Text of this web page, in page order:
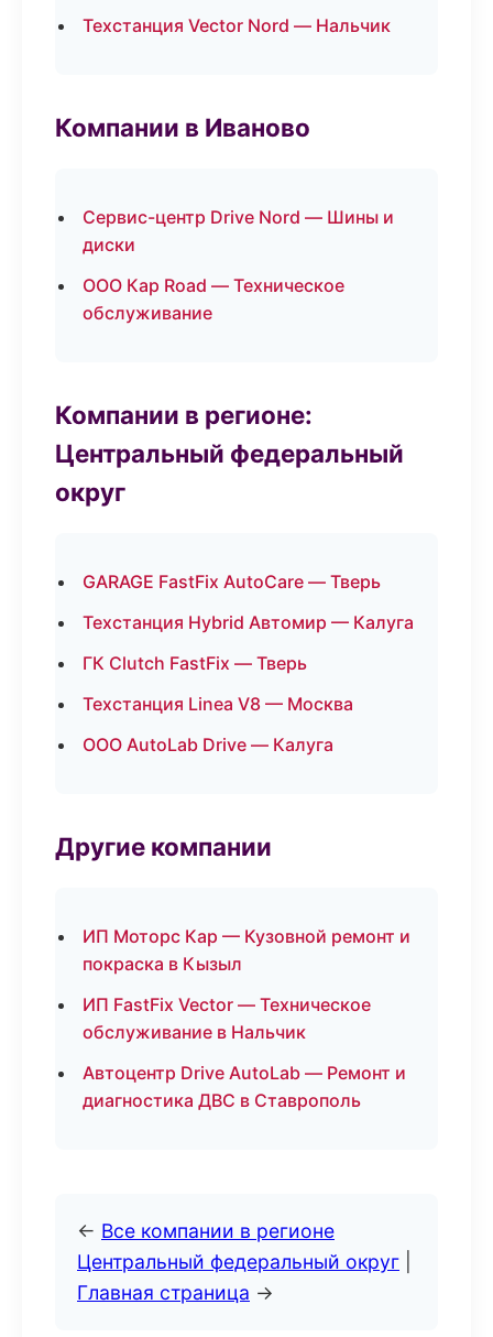
Техстанция Vector Nord — Нальчик
Компании в Иваново
Сервис-центр Drive Nord — Шины и
диски
ООО Кар Road — Техническое
обслуживание
Компании в регионе:
Центральный федеральный
округ
GARAGE FastFix AutoCare — Тверь
Техстанция Hybrid Автомир — Калуга
ГК Clutch FastFix — Тверь
Техстанция Linea V8 — Москва
ООО AutoLab Drive — Калуга
Другие компании
ИП Моторс Кар — Кузовной ремонт и
покраска в Кызыл
ИП FastFix Vector — Техническое
обслуживание в Нальчик
Автоцентр Drive AutoLab — Ремонт и
диагностика ДВС в Ставрополь
← Все компании в регионе
Центральный федеральный округ
Главная страница →